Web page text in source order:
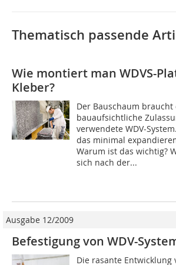
Thematisch passende
Wie montiert man WDVS-
Kleber?
Der Bauschaum braucht
bauaufsichtliche
verwendete WDV-
das minimal
Warum ist das wichtig?
sich nach der...
Ausgabe 12/2009
Befestigung von WDV-
Die rasante Entwicklung